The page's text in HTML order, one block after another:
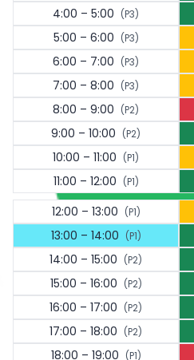
4:00 – 5:00 (P3)
5:00 – 6:00 (P3)
6:00 – 7:00 (P3)
7:00 – 8:00 (P3)
8:00 – 9:00 (P2)
9:00 – 10:00 (P2)
10:00 – 11:00 (P1)
11:00 – 12:00 (P1)
12:00 – 13:00 (P1)
13:00 – 14:00 (P1)
14:00 – 15:00 (P2)
15:00 – 16:00 (P2)
16:00 – 17:00 (P2)
17:00 – 18:00 (P2)
18:00 – 19:00 (P1)